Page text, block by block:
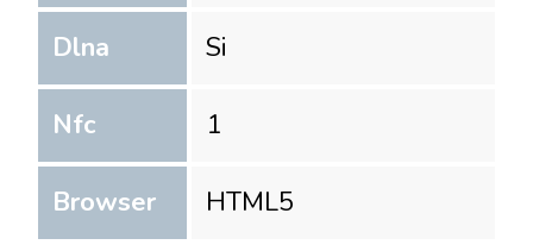
Dlna Si
Nfc 1
Browser HTML5